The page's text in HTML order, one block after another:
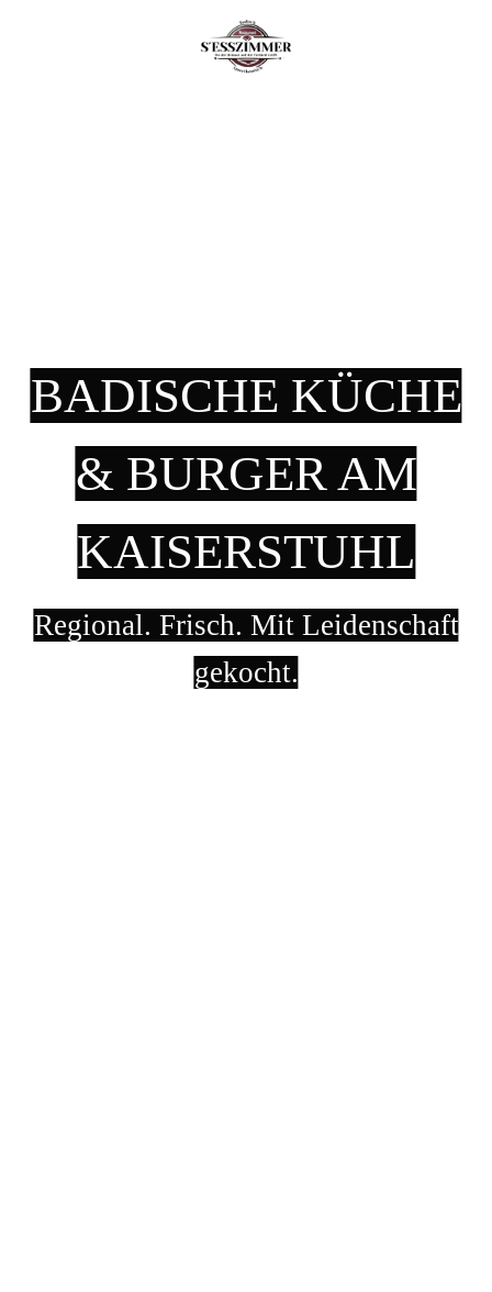
BADISCHE KÜCHE
& BURGER AM
KAISERSTUHL
Regional. Frisch. Mit Leidenschaft
gekocht.